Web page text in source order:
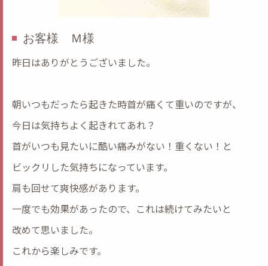
お客様 Ｍ様
昨日はありがとうございました。
朝いつもだったら起きた時首が痛くて重いのですが、
今日は気持ちよく起きれてあれ？
首がいつも見たいに酷い痛みがない！重くない！と
ビックリした気持ちになっています。
肩も回せて爽快感があります。
一度でも効果があったので、これは続けてみたいと
改めて思いました。
これから楽しみです。